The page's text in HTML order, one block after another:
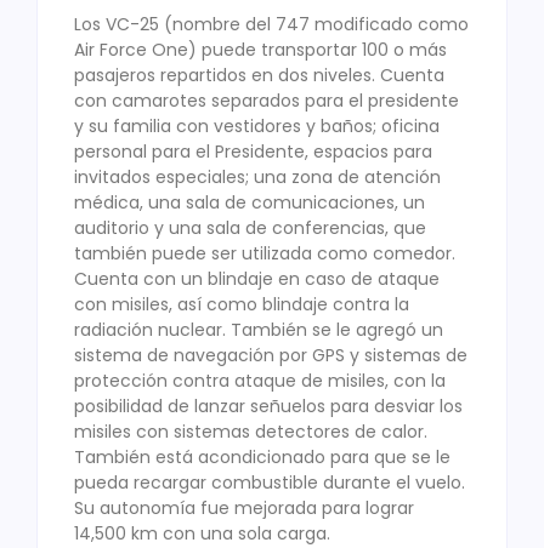
Los VC-25 (nombre del 747 modificado como
Air Force One) puede transportar 100 o más
pasajeros repartidos en dos niveles. Cuenta
con camarotes separados para el presidente
y su familia con vestidores y baños; oficina
personal para el Presidente, espacios para
invitados especiales; una zona de atención
médica, una sala de comunicaciones, un
auditorio y una sala de conferencias, que
también puede ser utilizada como comedor.
Cuenta con un blindaje en caso de ataque
con misiles, así como blindaje contra la
radiación nuclear. También se le agregó un
sistema de navegación por GPS y sistemas de
protección contra ataque de misiles, con la
posibilidad de lanzar señuelos para desviar los
misiles con sistemas detectores de calor.
También está acondicionado para que se le
pueda recargar combustible durante el vuelo.
Su autonomía fue mejorada para lograr
14,500 km con una sola carga.